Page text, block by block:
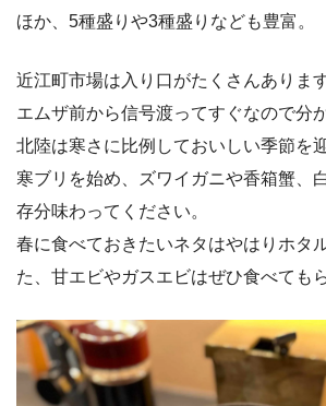
ほか、5種盛りや3種盛りなども豊富。
近江町市場は入り口がたくさんありま
エムザ前から信号渡ってすぐなので分
北陸は寒さに比例しておいしい季節を
寒ブリを始め、ズワイガニや香箱蟹、
存分味わってください。
春に食べておきたいネタはやはりホタ
た、甘エビやガスエビはぜひ食べても